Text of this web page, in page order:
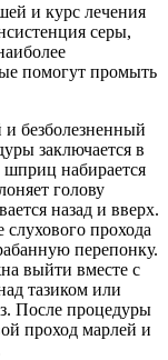
и курс лечения
серы,
помогут промыть
безболезненный
заключается в
набирается
голову
назад и вверх.
слухового прохода
перепонку.
выйти вместе с
тазиком или
После процедуры
проход марлей и